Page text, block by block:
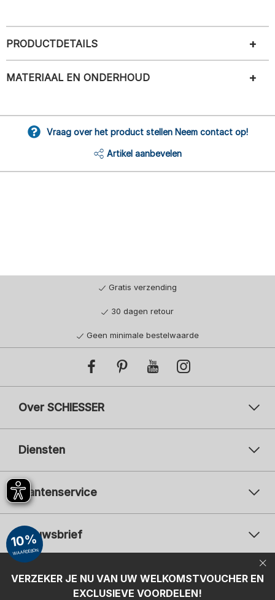
PRODUCTDETAILS
MATERIAAL EN ONDERHOUD
Vraag over het product stellen Neem contact op!
Artikel aanbevelen
Gratis verzending
30 dagen retour
Geen minimale bestelwaarde
Over SCHIESSER
Diensten
Klantenservice
Nieuwsbrief
Uw
Uw e-mailadres
Aanmelden
Betaalwijzen
VERZEKER JE NU VAN UW WELKOMSTVOUCHER EN
EXCLUSIEVE VOORDELEN!
10%
WAARDEBON